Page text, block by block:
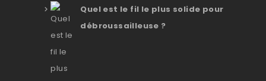
Quel est le fil le plus solide pour
débroussailleuse ?